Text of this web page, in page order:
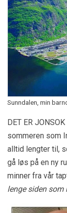
Sunndalen, min
DET ER
sommeren som
alltid lengter til,
gå løs på en ny
minner fra vår
lenge siden som